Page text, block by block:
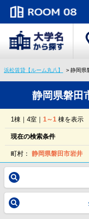
浜松賃貸【ルーム丸八】 静岡県
静岡県磐田
1棟｜4室｜ 1～1 棟を表示
現在の検索条件
町村：静岡県磐田市岩井